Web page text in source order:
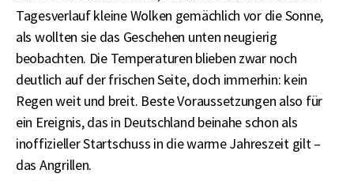
Tagesverlauf kleine Wolken gemächlich vor die Sonne,
als wollten sie das Geschehen unten neugierig
beobachten. Die Temperaturen blieben zwar noch
deutlich auf der frischen Seite, doch immerhin: kein
Regen weit und breit. Beste Voraussetzungen also für
ein Ereignis, das in Deutschland beinahe schon als
inoffizieller Startschuss in die warme Jahreszeit gilt –
das Angrillen.